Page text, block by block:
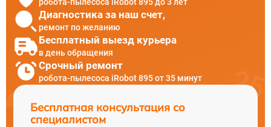
робота-пылесоса iRobot 895 до 3 лет
Диагностика за наш счет,
ремонт по желанию
Бесплатный выезд курьера
в день обращения
Срочный ремонт
робота-пылесоса iRobot 895 от 35 минут
Бесплатная консультация со
специалистом